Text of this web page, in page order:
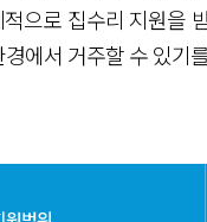
으로 집수리 지원을
에서 거주할 수 있기